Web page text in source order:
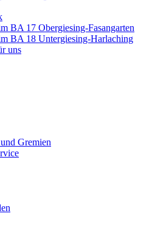
BA 17 Obergiesing-Fasangarten
BA 18 Untergiesing-Harlaching
uns
Gremien